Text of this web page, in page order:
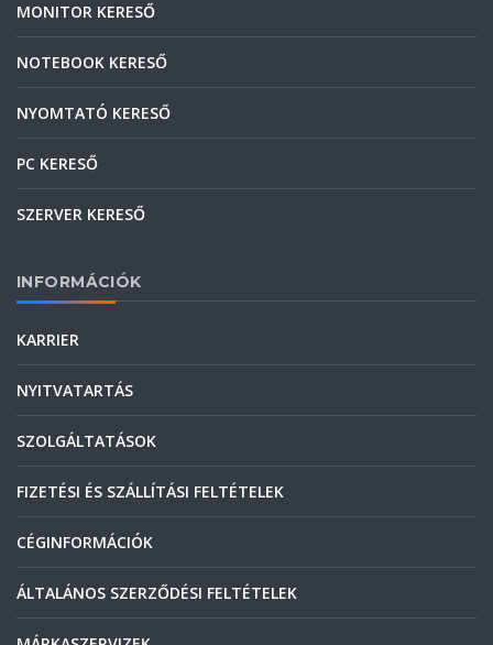
MONITOR KERESŐ
NOTEBOOK KERESŐ
NYOMTATÓ KERESŐ
PC KERESŐ
SZERVER KERESŐ
INFORMÁCIÓK
KARRIER
NYITVATARTÁS
SZOLGÁLTATÁSOK
FIZETÉSI ÉS SZÁLLÍTÁSI FELTÉTELEK
CÉGINFORMÁCIÓK
ÁLTALÁNOS SZERZŐDÉSI FELTÉTELEK